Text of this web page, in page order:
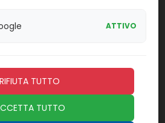
Linea:
BAT
ATTIVO
RIFIUTA TUTTO
TUTTO